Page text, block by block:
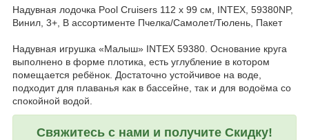
Надувная лодочка Pool Cruisers 112 х 99 см, INTEX, 59380NP,
Винил, 3+, В ассортименте Пчелка/Самолет/Тюлень, Пакет
Надувная игрушка «Малыш» INTEX 59380. Основание круга
выполнено в форме плотика, есть углубление в котором
помещается ребёнок. Достаточно устойчивое на воде,
подходит для плаванья как в бассейне, так и для водоёма со
спокойной водой.
Свяжитесь с нами и получите Скидку!